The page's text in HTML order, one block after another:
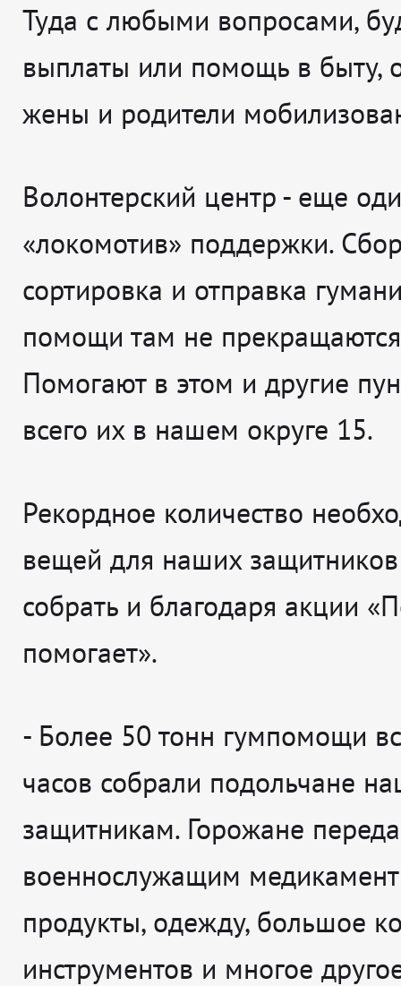
Туда с любыми вопросами,
выплаты или помощь в быту,
жены и родители
Волонтерский центр - еще
«локомотив» поддержки.
сортировка и отправка
помощи там не
Помогают в этом и другие
всего их в нашем округе 15.
Рекордное количество
вещей для наших защитников
собрать и благодаря акции
помогает».
- Более 50 тонн гумпомощи
часов собрали подольчане
защитникам. Горожане
военнослужащим
продукты, одежду, большое
инструментов и многое